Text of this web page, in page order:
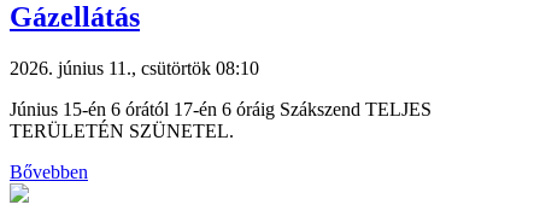
Gázellátás
2026. június 11., csütörtök 08:10
Június 15-én 6 órától 17-én 6 óráig Szákszend TELJES
TERÜLETÉN SZÜNETEL.
Bővebben